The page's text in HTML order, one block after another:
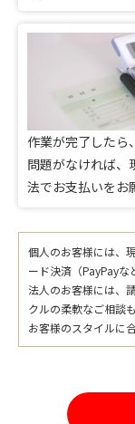
作業が完了したら
問題がなければ、
法でお支払いをお
個人のお客様には、
ード決済（PayPayな
法人のお客様には、
クルの柔軟なご相談
お客様のスタイルに